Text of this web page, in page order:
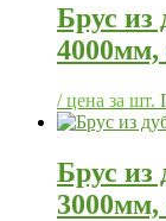
Брус из
4000мм,
/ цена за шт.
Брус из
3000мм,